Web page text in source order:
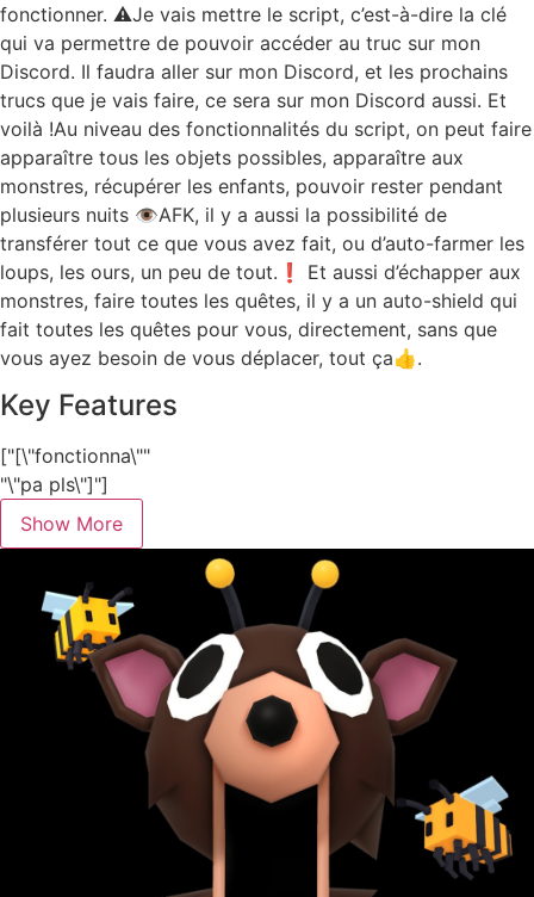
fonctionner. ⚠️Je vais mettre le script, c’est-à-dire la clé
qui va permettre de pouvoir accéder au truc sur mon
Discord. Il faudra aller sur mon Discord, et les prochains
trucs que je vais faire, ce sera sur mon Discord aussi. Et
voilà !Au niveau des fonctionnalités du script, on peut faire
apparaître tous les objets possibles, apparaître aux
monstres, récupérer les enfants, pouvoir rester pendant
plusieurs nuits 👁️AFK, il y a aussi la possibilité de
transférer tout ce que vous avez fait, ou d’auto-farmer les
loups, les ours, un peu de tout.❗ Et aussi d’échapper aux
monstres, faire toutes les quêtes, il y a un auto-shield qui
fait toutes les quêtes pour vous, directement, sans que
vous ayez besoin de vous déplacer, tout ça👍.
Key Features
["[\"fonctionna\""
"\"pa pls\"]"]
Show More